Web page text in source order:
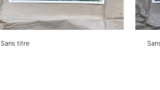
Sans titre